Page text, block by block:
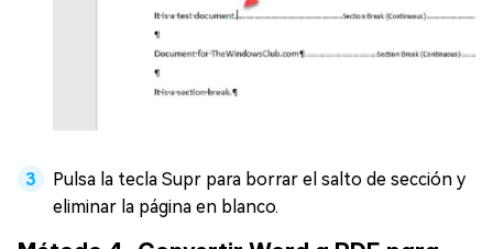
Pulsa la tecla Supr para borrar el salto de sección y
eliminar la página en blanco.